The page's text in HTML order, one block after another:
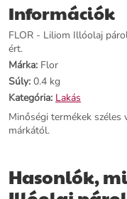
amelyet törékenysége
papírvirágot, pálcikákra
mellé!&nbsp;Így minden
illatrudat tartalmazó
További információk>>
Információk
FLOR - Liliom Illóolaj
ért.
Márka: Flor
Súly: 0.4 kg
Kategória: Lakás
Minőségi termékek széles
márkától.
Hasonlók,